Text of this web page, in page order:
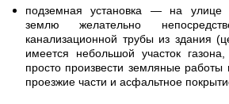
подземная установка — на улице
землю желательно
канализационной трубы из здания
имеется небольшой участок
просто произвести земляные
проезжие части и асфальтное